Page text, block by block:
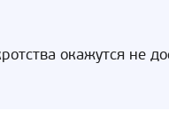
окажутся не